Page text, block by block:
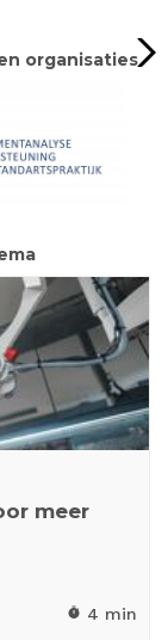
organisaties
meer
timer 4 min